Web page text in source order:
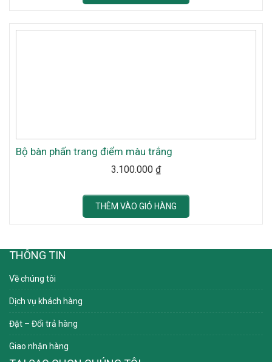
Bộ bàn phấn trang điểm màu trắng
3.100.000 ₫
THÊM VÀO GIỎ HÀNG
THÔNG TIN
Về chúng tôi
Dịch vụ khách hàng
Đặt – Đổi trả hàng
Giao nhận hàng